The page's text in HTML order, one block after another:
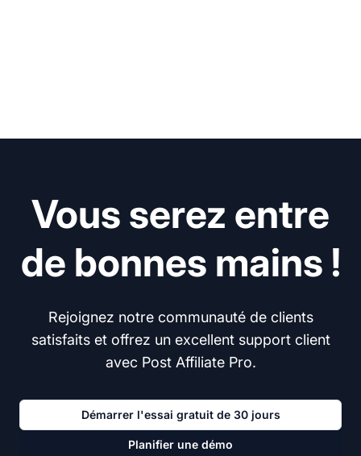
Vous serez entre
de bonnes mains !
Rejoignez notre communauté de clients
satisfaits et offrez un excellent support client
avec Post Affiliate Pro.
Démarrer l'essai gratuit de 30 jours
Planifier une démo